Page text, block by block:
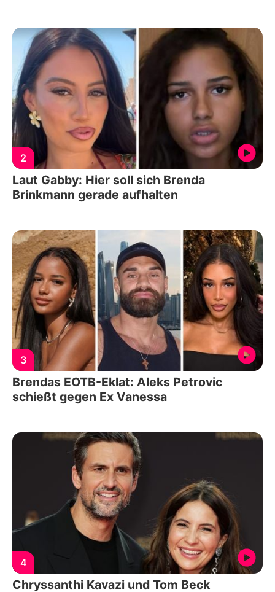
2
Laut Gabby: Hier soll sich Brenda
Brinkmann gerade aufhalten
3
Brendas EOTB-Eklat: Aleks Petrovic
schießt gegen Ex Vanessa
4
Chryssanthi Kavazi und Tom Beck